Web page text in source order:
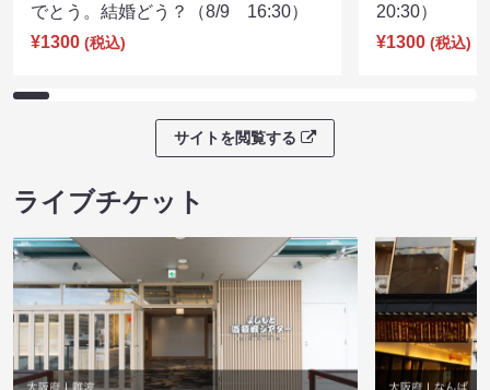
でとう。結婚どう？（8/9 16:30）
¥1300 (税込)
20:30）
¥1300 (税込)
サイトを閲覧する
ライブチケット